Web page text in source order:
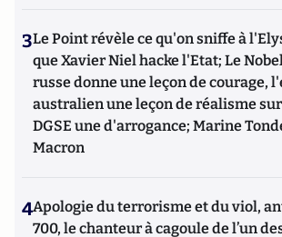
3Le Point révèle ce qu'on sniffe à
que Xavier Niel hacke l'Etat; Le
russe donne une leçon de courage,
australien une leçon de réalisme
DGSE une d'arrogance; Marine
Macron
4Apologie du terrorisme et du viol,
700, le chanteur à cagoule de l’un